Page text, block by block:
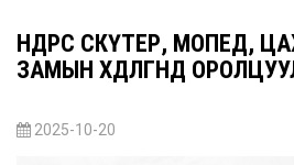
ӨНӨӨДРӨӨС СКҮТЕР, МОПЕД,
ЗАМЫН ХӨДӨЛГӨӨНД
2025-10-20